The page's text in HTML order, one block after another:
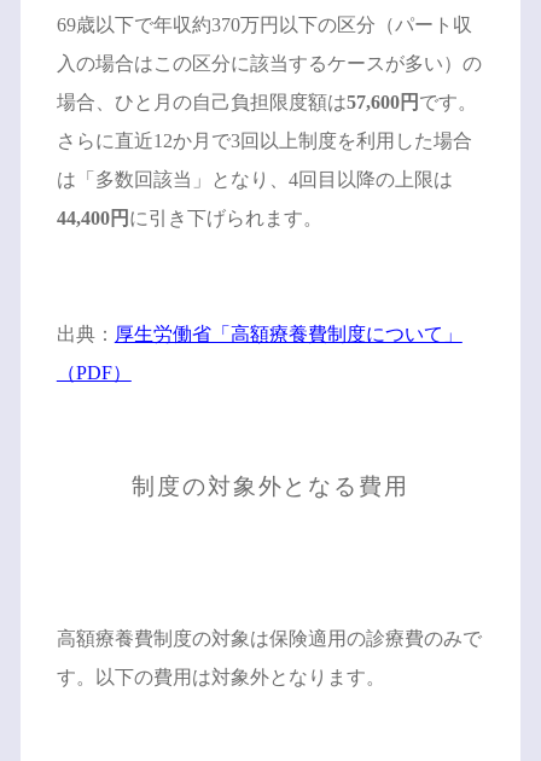
69歳以下で年収約370万円以下の区分（パート収
入の場合はこの区分に該当するケースが多い）の
場合、ひと月の自己負担限度額は57,600円 です。
さらに直近12か月で3回以上制度を利用した場合
は「多数回該当」となり、4回目以降の上限は
44,400円 に引き下げられます。
出典： 厚生労働省「高額療養費制度について」
（PDF）
制度の対象外となる費用
高額療養費制度の対象は保険適用の診療費のみで
す。以下の費用は対象外となります。